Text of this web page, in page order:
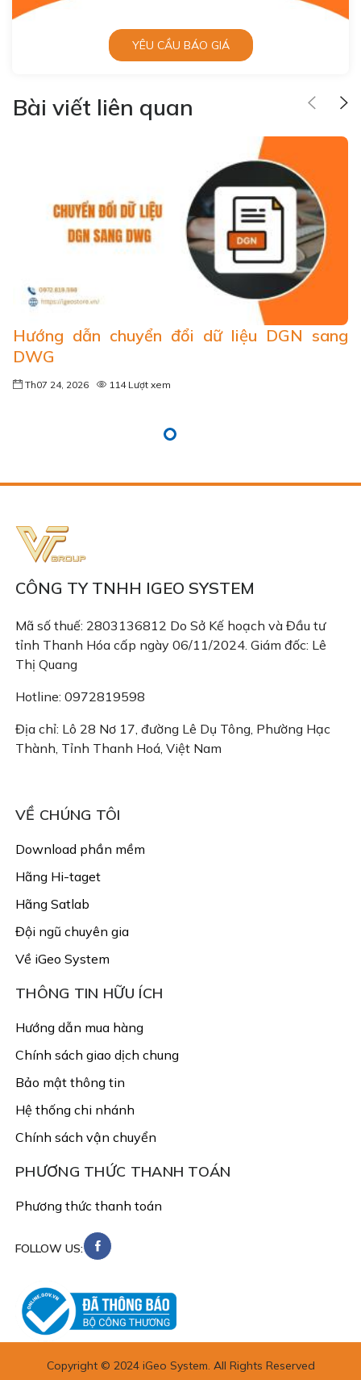
YÊU CẦU BÁO GIÁ
Bài viết liên quan
Hướng dẫn chuyển đổi dữ liệu DGN sang
DWG
Th07 24, 2026 114 Lượt xem
CÔNG TY TNHH IGEO SYSTEM
Mã số thuế: 2803136812 Do Sở Kế hoạch và Đầu tư
tỉnh Thanh Hóa cấp ngày 06/11/2024. Giám đốc: Lê
Thị Quang
Hotline: 0972819598
Địa chỉ: Lô 28 Nơ 17, đường Lê Dụ Tông, Phường Hạc
Thành, Tỉnh Thanh Hoá, Việt Nam
VỀ CHÚNG TÔI
Download phần mềm
Hãng Hi-taget
Hãng Satlab
Đội ngũ chuyên gia
Về iGeo System
THÔNG TIN HỮU ÍCH
Hướng dẫn mua hàng
Chính sách giao dịch chung
Bảo mật thông tin
Hệ thống chi nhánh
Chính sách vận chuyển
PHƯƠNG THỨC THANH TOÁN
Phương thức thanh toán
FOLLOW US:
Copyright © 2024 iGeo System. All Rights Reserved